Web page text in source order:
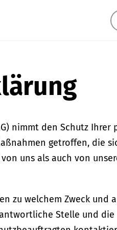
nimmt den Schutz Ihrer
getroffen, die
uns als auch von
zu welchem Zweck und
Stelle und die